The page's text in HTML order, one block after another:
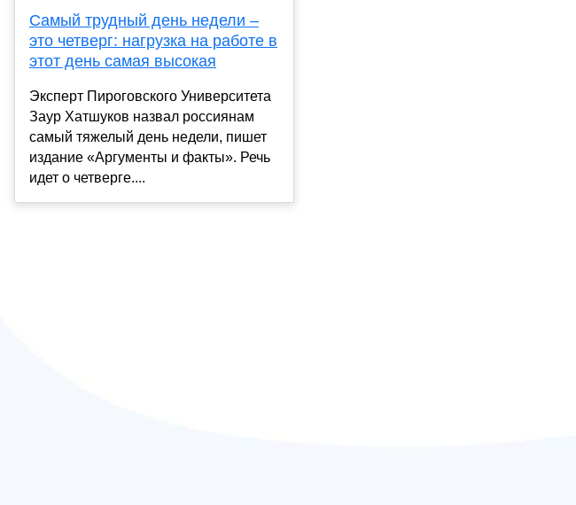
Самый трудный день недели –
это четверг: нагрузка на работе в
этот день самая высокая
Эксперт Пироговского Университета
Заур Хатшуков назвал россиянам
самый тяжелый день недели, пишет
издание «Аргументы и факты». Речь
идет о четверге....